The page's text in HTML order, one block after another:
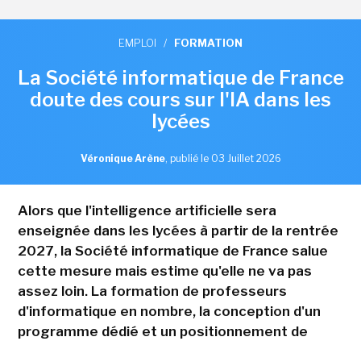
EMPLOI / FORMATION
La Société informatique de France
doute des cours sur l'IA dans les
lycées
Véronique Arène, publié le 03 Juillet 2026
Alors que l'intelligence artificielle sera
enseignée dans les lycées à partir de la rentrée
2027, la Société informatique de France salue
cette mesure mais estime qu'elle ne va pas
assez loin. La formation de professeurs
d'informatique en nombre, la conception d'un
programme dédié et un positionnement de